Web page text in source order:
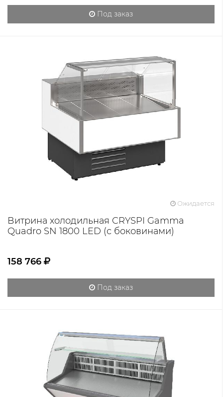
Под заказ
Ожидается
Витрина холодильная CRYSPI Gamma
Quadro SN 1800 LED (с боковинами)
158 766
Под заказ